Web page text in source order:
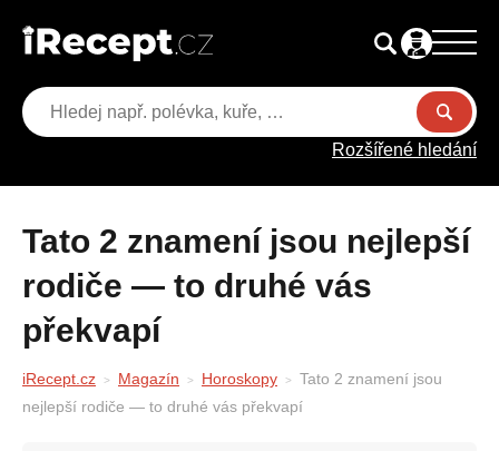
Rozšířené hledání
Tato 2 znamení jsou nejlepší
rodiče — to druhé vás
překvapí
iRecept.cz Magazín Horoskopy
Tato 2 znamení jsou
nejlepší rodiče — to druhé vás překvapí